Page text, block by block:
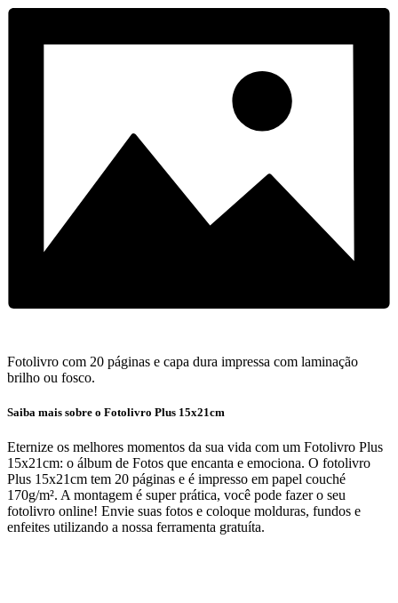
Fotolivro com 20 páginas e capa dura impressa com laminação
brilho ou fosco.
Saiba mais sobre o Fotolivro Plus 15x21cm
Eternize os melhores momentos da sua vida com um Fotolivro Plus
15x21cm: o álbum de Fotos que encanta e emociona. O fotolivro
Plus 15x21cm tem 20 páginas e é impresso em papel couché
170g/m². A montagem é super prática, você pode fazer o seu
fotolivro online! Envie suas fotos e coloque molduras, fundos e
enfeites utilizando a nossa ferramenta gratuíta.